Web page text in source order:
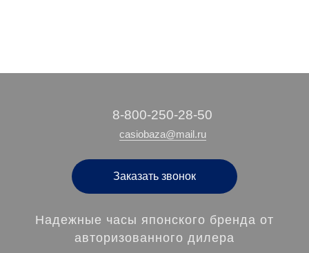
‭8-800-250-28-50
casiobaza@mail.ru
Заказать звонок
Надежные часы японского бренда от
авторизованного дилера